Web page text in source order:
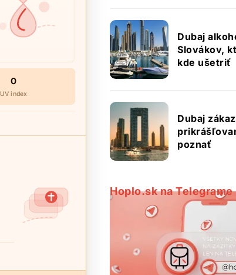
0
UV index
Dubaj
Slovákov,
kde ušetriť
Dubaj
poznať
Hoplo.sk na Telegrame